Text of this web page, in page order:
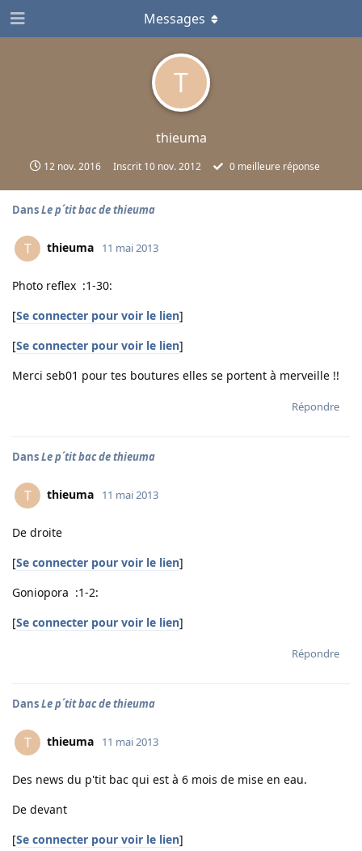
T
thieuma
12 nov. 2016 Inscrit 10 nov. 2012 0 meilleure réponse
Messages
DansLe p´tit bac de thieuma
T thieuma 11 mai 2013
Photo reflex :1-30:
[Se connecter pour voir le lien]
[Se connecter pour voir le lien]
Merci seb01 pour tes boutures elles se portent à merveille !!
Répondre
DansLe p´tit bac de thieuma
T thieuma 11 mai 2013
De droite
[Se connecter pour voir le lien]
Goniopora :1-2:
[Se connecter pour voir le lien]
Répondre
DansLe p´tit bac de thieuma
T thieuma 11 mai 2013
Des news du p'tit bac qui est à 6 mois de mise en eau.
De devant
[Se connecter pour voir le lien]